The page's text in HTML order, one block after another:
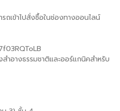
เข้าไปสั่งซื้อในช่องทางออนไลน์
ำอางธรรมชาติและออร์แกนิคสำหรับ